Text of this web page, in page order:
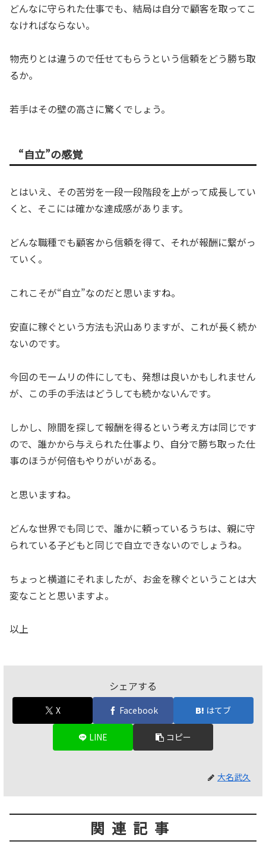
どんなに守られた仕事でも、結局は自分で顧客を取ってこ
なければならない。
物売りとは違うので任せてもらうという信頼をどう勝ち取
るか。
若手はその壁の高さに驚くでしょう。
“自立”の感覚
とはいえ、その苦労を一段一段階段を上がって成長してい
くと、そこには確かな達成感があります。
どんな職種でも顧客から信頼を得て、それが報酬に繋がっ
ていく。
これこそが“自立”なのだと思いますね。
安直に稼ぐという方法も沢山ありますが、これが長く続か
ないのです。
今回のモームリの件にしても、発想は良いかもしれません
が、この手の手法はどうしても続かないんです。
しかし、隙間を探して報酬を得るという考え方は同じです
ので、誰かから与えられた仕事より、自分で勝ち取った仕
事のほうが何倍もやりがいがある。
と思いますね。
どんな世界でも同じで、誰かに頼っているうちは、親に守
られている子どもと同じで自立できないのでしょうね。
ちょっと横道にそれましたが、お金を稼ぐということは大
変なことと思いますよ。
以上
シェアする
X Facebook はてブ
LINE コピー
大名武久
関連記事